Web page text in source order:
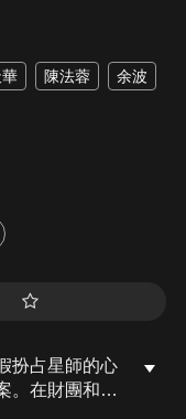
陳法蓉 余波
扮占星師的心
。在財團和綁